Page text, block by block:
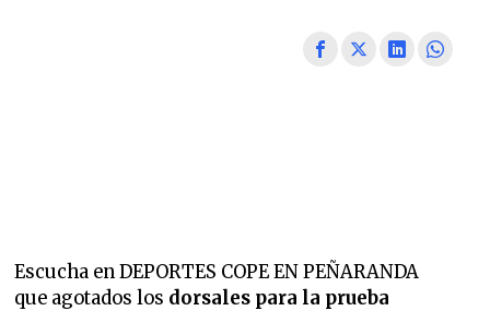
Escucha en DEPORTES COPE EN PEÑARANDA
que agotados los dorsales para la prueba